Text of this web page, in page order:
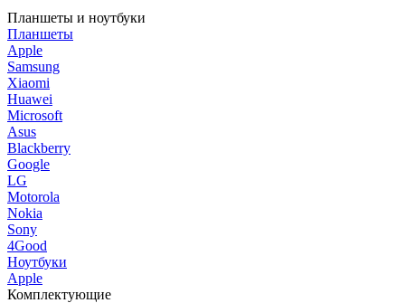
Планшеты и ноутбуки
Планшеты
Apple
Samsung
Xiaomi
Huawei
Microsoft
Asus
Blackberry
Google
LG
Motorola
Nokia
Sony
4Good
Ноутбуки
Apple
Комплектующие